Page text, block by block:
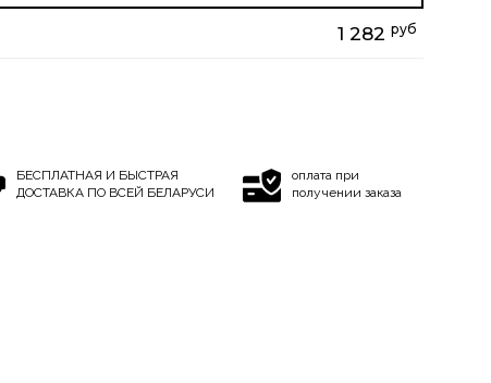
1 282 руб
БЕСПЛАТНАЯ И БЫСТРАЯ
ДОСТАВКА ПО ВСЕЙ БЕЛАРУСИ
оплата при
получении заказа